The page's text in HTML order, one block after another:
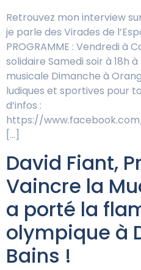
Retrouvez mon interview
je parle des Virades de
PROGRAMME : Vendredi à
solidaire Samedi soir à 18h
musicale Dimanche à
ludiques et sportives pour
d’infos :
https://
[…]
David Fiant,
Vaincre la
a porté la
olympique à
Bains !